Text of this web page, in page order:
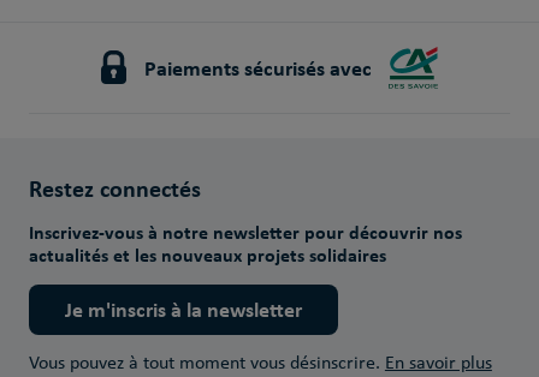
Paiements sécurisés avec
Restez connectés
Inscrivez-vous à notre newsletter pour découvrir nos
actualités et les nouveaux projets solidaires
Je m'inscris à la newsletter
Vous pouvez à tout moment vous désinscrire. En savoir plus